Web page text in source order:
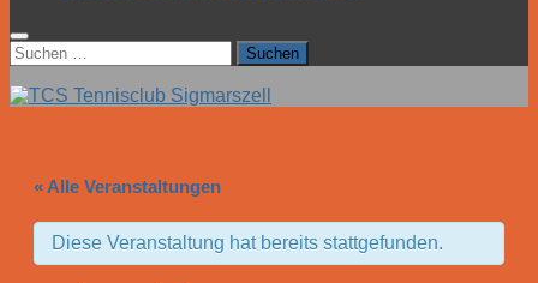
Suchen
nach:
« Alle Veranstaltungen
Diese Veranstaltung hat bereits stattgefunden.